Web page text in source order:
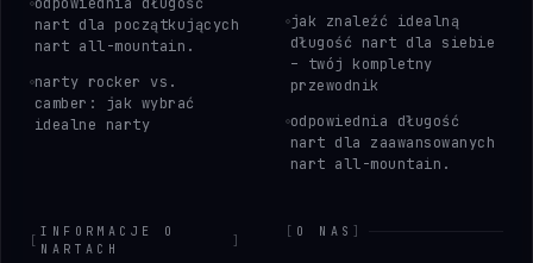
odpowiednia długość
nart dla początkujących
nart all-mountain.
narty rocker vs.
camber: jak wybrać
idealne narty
jak znaleźć idealną
długość nart dla siebie
– twój kompletny
przewodnik
odpowiednia długość
nart dla zaawansowanych
nart all-mountain.
[
INFORMACJE O
NARTACH
]
O NAS